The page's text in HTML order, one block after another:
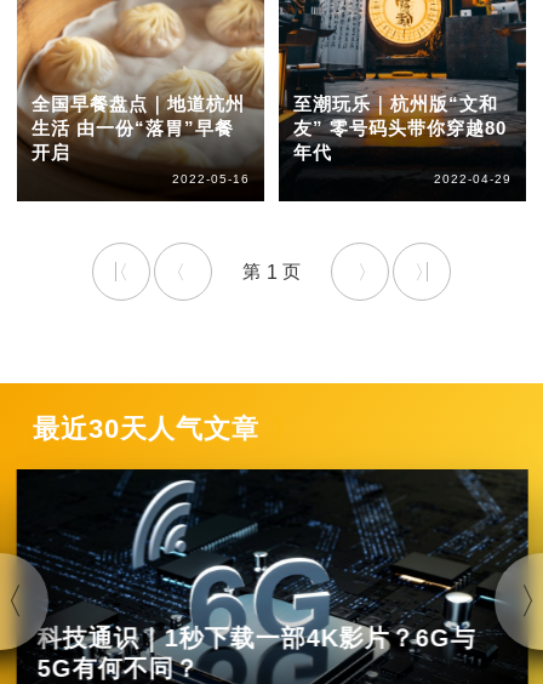
全国早餐盘点｜地道杭州
生活 由一份“落胃”早餐
开启
2022-05-16
至潮玩乐｜杭州版“文和
友” 零号码头带你穿越80
年代
2022-04-29
1
最近30天人气文章
科技通识｜1秒下载一部4K影片？6G与
5G有何不同？